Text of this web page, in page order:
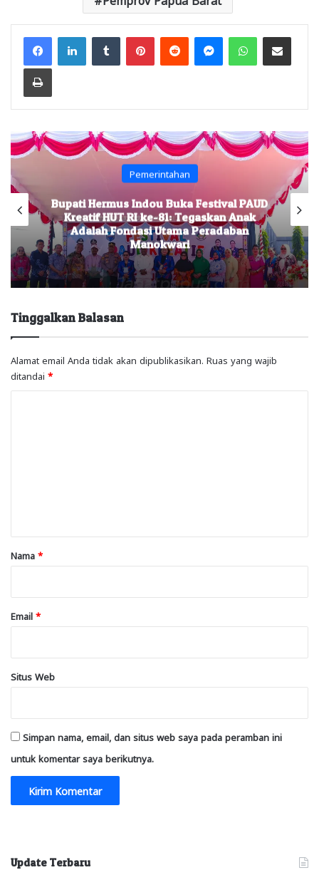
FacebookLinkedInTumblr PinterestReddit MessengerWhatsAppShare via Email
Print
Pemerintahan
Bupati Hermus Indou Buka Festival PAUD
Kreatif HUT RI ke-81: Tegaskan Anak
Adalah Fondasi Utama Peradaban
Manokwari
Tinggalkan Balasan
Alamat email Anda tidak akan dipublikasikan. Ruas yang wajib
ditandai *
rNama *
Email *
Situs Web
Simpan nama, email, dan situs web saya pada peramban ini
untuk komentar saya berikutnya.
Update Terbaru